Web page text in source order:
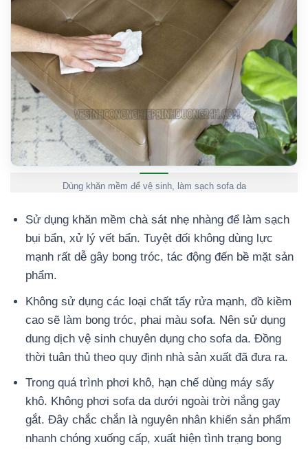
Dùng khăn mềm để vệ sinh, làm sạch sofa da
Sử dụng khăn mềm chà sát nhẹ nhàng để làm sạch
bụi bẩn, xử lý vết bẩn. Tuyệt đối không dùng lực
mạnh rất dễ gây bong tróc, tác động đến bề mặt sản
phẩm.
Không sử dụng các loại chất tẩy rửa mạnh, đồ kiềm
cao sẽ làm bong tróc, phai màu sofa. Nên sử dụng
dung dịch vệ sinh chuyên dụng cho sofa da. Đồng
thời tuân thủ theo quy định nhà sản xuất đã đưa ra.
Trong quá trình phơi khô, hạn chế dùng máy sấy
khô. Không phơi sofa da dưới ngoài trời nắng gay
gắt. Đây chắc chắn là nguyên nhân khiến sản phẩm
nhanh chóng xuống cấp, xuất hiện tình trạng bong